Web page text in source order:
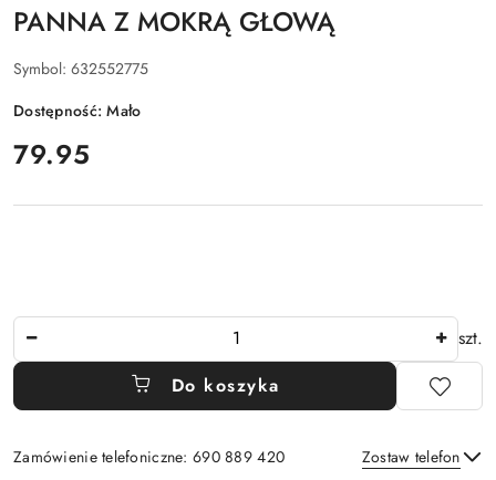
PANNA Z MOKRĄ GŁOWĄ
Symbol: 632552775
Dostępność:Mało
cena:
79.95
szt.
Do koszyka
Zamówienie telefoniczne: 690 889 420 Zostaw telefon